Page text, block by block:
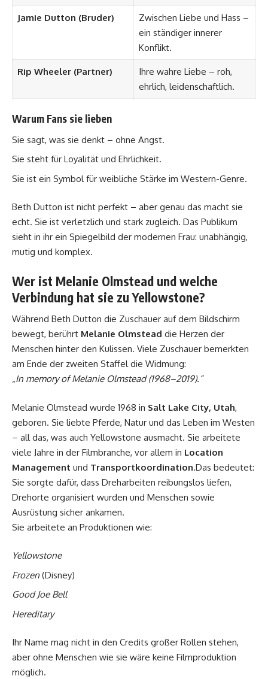
Jamie Dutton (Bruder)
Zwischen Liebe und Hass –
ein ständiger innerer
Konflikt.
Rip Wheeler (Partner)
Ihre wahre Liebe – roh,
ehrlich, leidenschaftlich.
Warum Fans sie lieben
Sie sagt, was sie denkt – ohne Angst.
Sie steht für Loyalität und Ehrlichkeit.
Sie ist ein Symbol für weibliche Stärke im Western-Genre.
Beth Dutton ist nicht perfekt – aber genau das macht sie
echt. Sie ist verletzlich und stark zugleich. Das Publikum
sieht in ihr ein Spiegelbild der modernen Frau: unabhängig,
mutig und komplex.
Wer ist Melanie Olmstead und welche
Verbindung hat sie zu Yellowstone?
Während Beth Dutton die Zuschauer auf dem Bildschirm
bewegt, berührt Melanie Olmstead die Herzen der
Menschen hinter den Kulissen. Viele Zuschauer bemerkten
am Ende der zweiten Staffel die Widmung:
„In memory of Melanie Olmstead (1968–2019).“
Melanie Olmstead wurde 1968 in Salt Lake City, Utah,
geboren. Sie liebte Pferde, Natur und das Leben im Westen
– all das, was auch Yellowstone ausmacht. Sie arbeitete
viele Jahre in der Filmbranche, vor allem in Location
Management und Transportkoordination.Das bedeutet:
Sie sorgte dafür, dass Dreharbeiten reibungslos liefen,
Drehorte organisiert wurden und Menschen sowie
Ausrüstung sicher ankamen.
Sie arbeitete an Produktionen wie:
Yellowstone
Frozen (Disney)
Good Joe Bell
Hereditary
Ihr Name mag nicht in den Credits großer Rollen stehen,
aber ohne Menschen wie sie wäre keine Filmproduktion
möglich.